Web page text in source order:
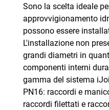
Sono la scelta ideale
approvvigionamento
possono essere
L'installazione non
grandi diametri in
componenti interni
gamma del sistema
PN16: raccordi e
raccordi filettati e